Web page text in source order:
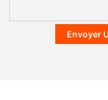
Envoyer